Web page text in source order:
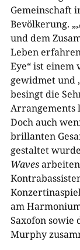
Gemeinschaft
Bevölkerung.
und dem
Leben
Eye“ ist einem
gewidmet und
besingt die
Arrangements
Doch auch
brillanten
gestaltet
Wavesarbeiten
am
Saxofon sowie
Murphy